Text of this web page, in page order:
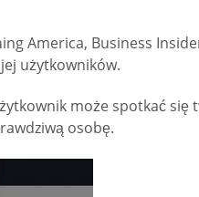
America, Business
użytkowników.
może spotkać się
osobę.